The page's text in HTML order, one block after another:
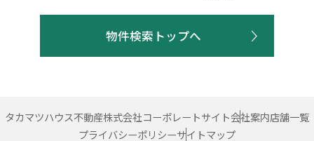
物件検索トップへ
タカマツハウス不動産株式会社コーポレートサイト会社案内店舗一覧
プライバシーポリシーサイトマップ